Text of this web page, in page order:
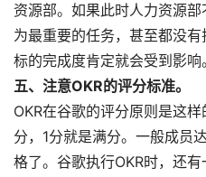
资源部。如果此时人力资源
为最重要的任务，甚至都没
标的完成度肯定就会受到影响。
五、注意OKR的评分标准。
OKR在谷歌的评分原则是这
分，1分就是满分。一般成员
格了。谷歌执行OKR时，还